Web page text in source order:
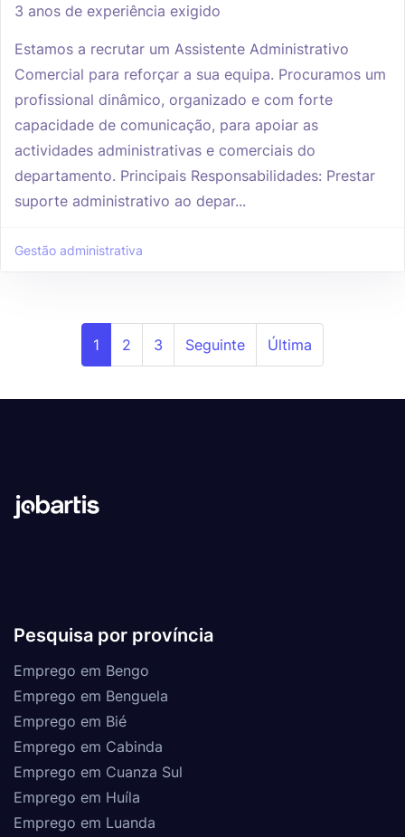
3 anos de experiência exigido
Estamos a recrutar um Assistente Administrativo
Comercial para reforçar a sua equipa. Procuramos um
profissional dinâmico, organizado e com forte
capacidade de comunicação, para apoiar as
actividades administrativas e comerciais do
departamento. Principais Responsabilidades: Prestar
suporte administrativo ao depar...
Gestão administrativa
1 2 3 Seguinte Última
Pesquisa por província
Emprego em Bengo
Emprego em Benguela
Emprego em Bié
Emprego em Cabinda
Emprego em Cuanza Sul
Emprego em Huíla
Emprego em Luanda